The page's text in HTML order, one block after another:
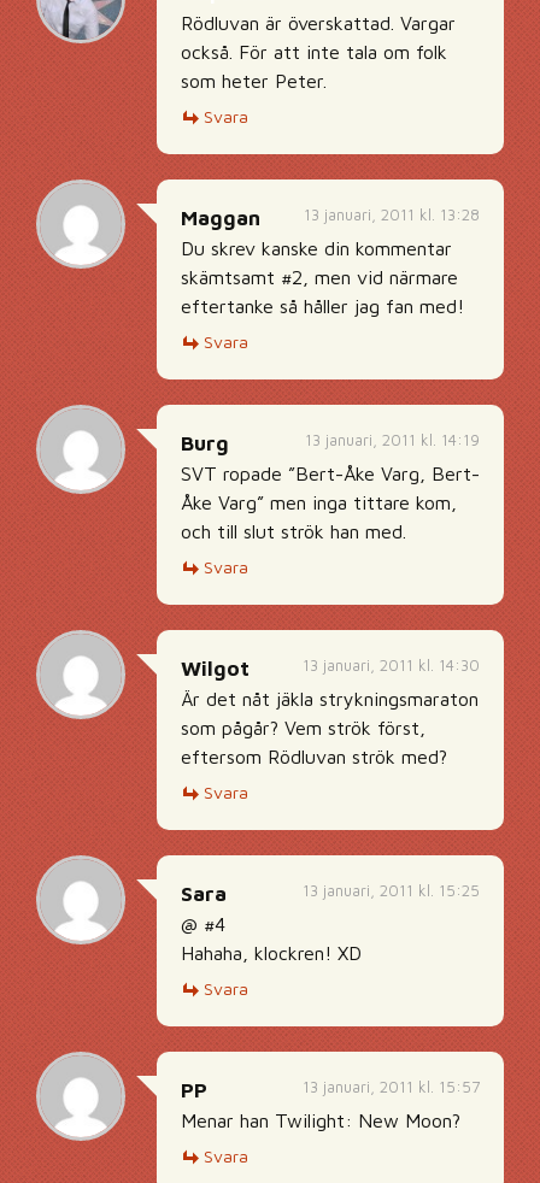
Rödluvan är överskattad. Vargar
också. För att inte tala om folk
som heter Peter.
Svara
13 januari, 2011 kl. 13:28
Maggan
Du skrev kanske din kommentar
skämtsamt #2, men vid närmare
eftertanke så håller jag fan med!
Svara
13 januari, 2011 kl. 14:19
Burg
SVT ropade ”Bert-Åke Varg, Bert-
Åke Varg” men inga tittare kom,
och till slut strök han med.
Svara
13 januari, 2011 kl. 14:30
Wilgot
Är det nåt jäkla strykningsmaraton
som pågår? Vem strök först,
eftersom Rödluvan strök med?
Svara
13 januari, 2011 kl. 15:25
Sara
@ #4
Hahaha, klockren! XD
Svara
13 januari, 2011 kl. 15:57
PP
Menar han Twilight: New Moon?
Svara